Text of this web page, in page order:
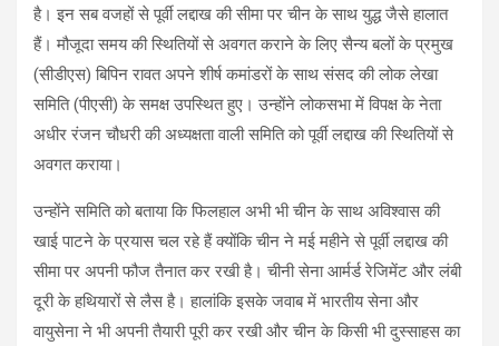
है। इन सब वजहों से पूर्वी लद्दाख की सीमा पर चीन के साथ युद्ध जैसे हालात
हैं। मौजूदा समय की स्थितियों से अवगत कराने के लिए सैन्य बलों के प्रमुख
(सीडीएस) बिपिन रावत अपने शीर्ष कमांडरों के साथ संसद की लोक लेखा
समिति (पीएसी) के समक्ष उपस्थित हुए। उन्होंने लोकसभा में विपक्ष के नेता
अधीर रंजन चौधरी की अध्यक्षता वाली समिति को पूर्वी लद्दाख की स्थितियों से
अवगत कराया।
उन्होंने समिति को बताया कि फिलहाल अभी भी चीन के साथ अविश्वास की
खाई पाटने के प्रयास चल रहे हैं क्योंकि चीन ने मई महीने से पूर्वी लद्दाख की
सीमा पर अपनी फौज तैनात कर रखी है। चीनी सेना आर्मर्ड रेजिमेंट और लंबी
दूरी के हथियारों से लैस है। हालांकि इसके जवाब में भारतीय सेना और
वायुसेना ने भी अपनी तैयारी पूरी कर रखी और चीन के किसी भी दुस्साहस का